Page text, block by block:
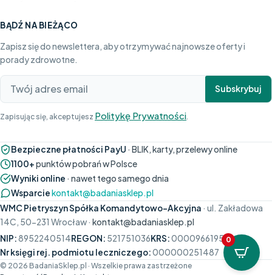
BĄDŹ NA BIEŻĄCO
Zapisz się do newslettera, aby otrzymywać najnowsze oferty i
porady zdrowotne.
Subskrybuj
Zapisując się, akceptujesz Politykę Prywatności
Bezpieczne płatności PayU · BLIK, karty, przelewy online
1100+punktów pobrań w Polsce
Wyniki online · nawet tego samego dnia
Wsparciekontakt@badaniasklep.pl
WMC Pietryszyn Spółka Komandytowo-Akcyjna · ul. Zakładowa
14C, 50-231 Wrocław · kontakt@badaniasklep.pl
NIP:8952240514REGON: 521751036KRS:0000966195
Nr księgi rej. podmiotu leczniczego:000000251487
© 2026 BadaniaSklep.pl · Wszelkie prawa zastrzeżone
0